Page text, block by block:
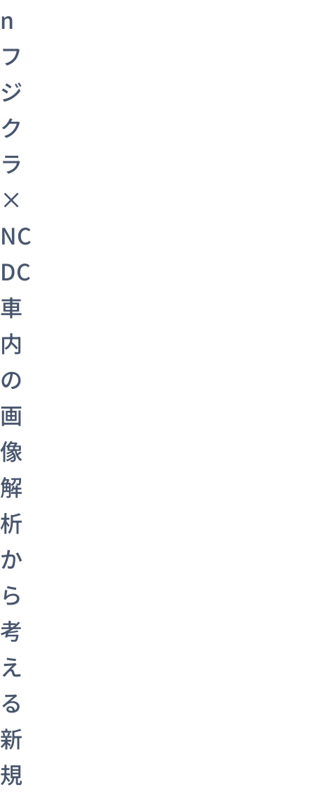
n
フ
ジ
ク
ラ
×
NC
DC
車
内
の
画
像
解
析
か
ら
考
え
る
新
規